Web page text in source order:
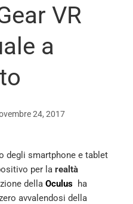
VR
a
24, 2017
degli smartphone e tablet
per la realtà
della Oculus ha
avvalendosi della